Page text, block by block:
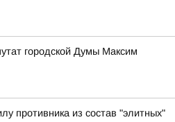
городской Думы Максим
противника из состав "элитных"